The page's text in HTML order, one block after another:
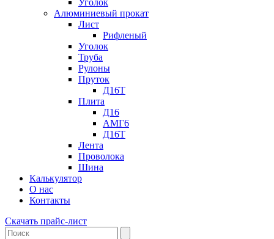
Уголок
Алюминиевый прокат
Лист
Рифленый
Уголок
Труба
Рулоны
Пруток
Д16Т
Плита
Д16
АМГ6
Д16Т
Лента
Проволока
Шина
Калькулятор
О нас
Контакты
Скачать прайс-лист